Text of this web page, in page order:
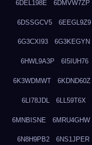
6DEL198E 6DMVW7ZP
6DSSGCV5 6EEGL9Z9
6G3CXI93 6G3KEGYN
6HWL9A3P 6I5IUH76
6K3WDMWT 6KDND60Z
6LI78JDL 6LL59T6X
6MNBISNE 6MRU4GHW
6N8H9PB2 6NS1JPER